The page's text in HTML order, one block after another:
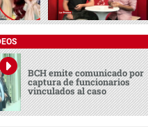
BCH emite comunicado por
captura de funcionarios
vinculados al caso